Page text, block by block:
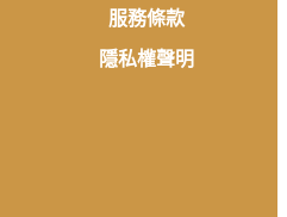
服務條款
隱私權聲明